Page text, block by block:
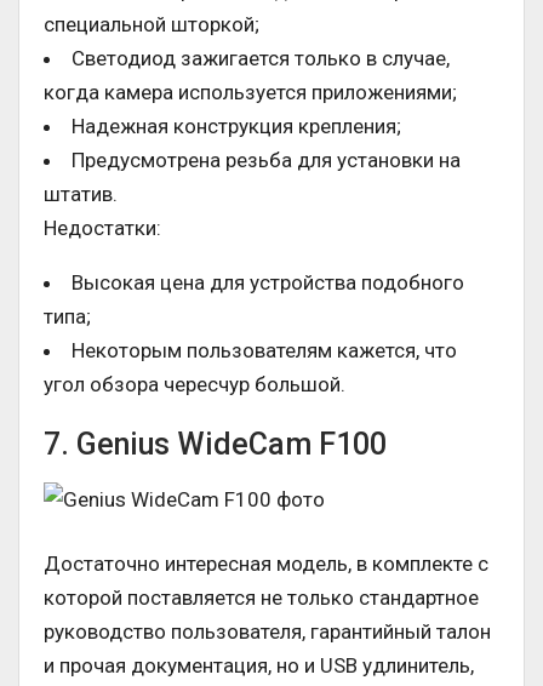
специальной шторкой;
Светодиод зажигается только в случае,
когда камера используется приложениями;
Надежная конструкция крепления;
Предусмотрена резьба для установки на
штатив.
Недостатки:
Высокая цена для устройства подобного
типа;
Некоторым пользователям кажется, что
угол обзора чересчур большой.
7. Genius WideCam F100
Достаточно интересная модель, в комплекте с
которой поставляется не только стандартное
руководство пользователя, гарантийный талон
и прочая документация, но и USB удлинитель,